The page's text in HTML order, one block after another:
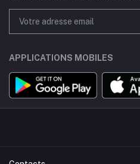
APPLICATIONS MOBILES